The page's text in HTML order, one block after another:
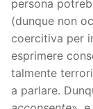
persona
(dunque non
coercitiva per
esprimere
talmente
a parlare.